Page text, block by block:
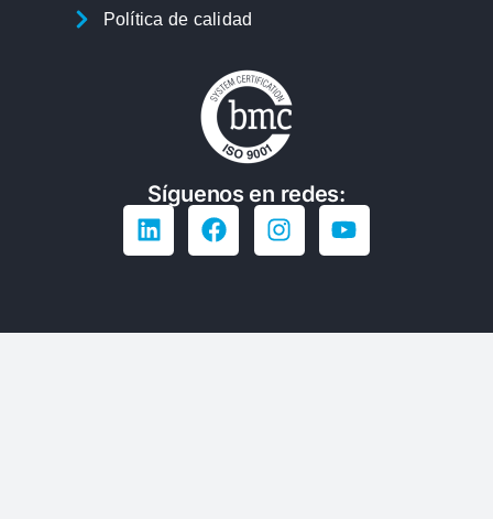
Política de calidad
Síguenos en redes: